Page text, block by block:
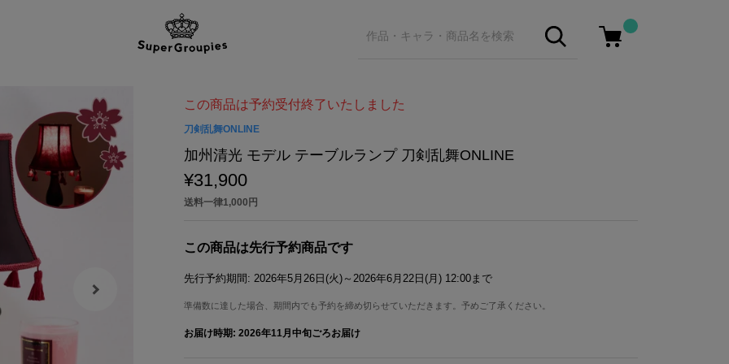
この商品は予約受付終了いたしました
刀剣乱舞ONLINE
加州清光 モデル テーブルランプ 刀剣乱舞ONLINE
¥31,900
送料一律1,000円
この商品は先行予約商品です
先行予約期間: 2026年5月26日(火)～2026年6月22日(月) 12:00まで
準備数に達した場合、期間内でも予約を締め切らせていただきます。予めご了承ください。
お届け時期: 2026年11月中旬ごろお届け